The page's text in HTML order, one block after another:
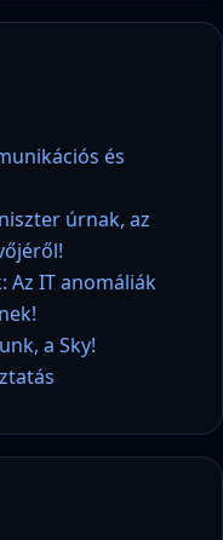
és
úrnak, az
Az IT anomáliák
a Sky!